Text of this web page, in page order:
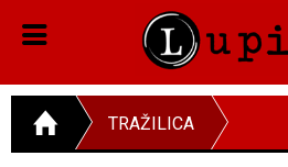
TRAŽILICA